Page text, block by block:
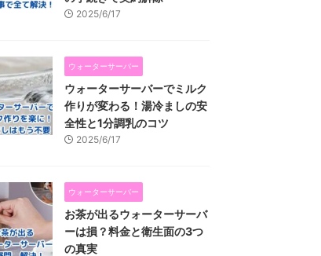
2025/6/17
ウォーターサーバー
ウォーターサーバーでミルク
作りが変わる！湯冷ましの安
全性と1分調乳のコツ
2025/6/17
ウォーターサーバー
お茶が出るウォーターサーバ
ーは損？料金と衛生面の3つ
の真実